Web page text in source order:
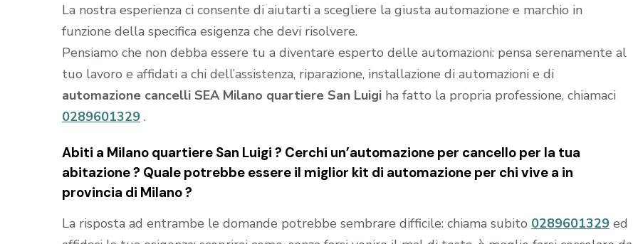
La nostra esperienza ci consente di aiutarti a scegliere la giusta automazione e marchio in
funzione della specifica esigenza che devi risolvere.
Pensiamo che non debba essere tu a diventare esperto delle automazioni: pensa serenamente al
tuo lavoro e affidati a chi dell’assistenza, riparazione, installazione di automazioni e di
automazione cancelli SEA Milano quartiere San Luigi ha fatto la propria professione, chiamaci
0289601329 .
Abiti a Milano quartiere San Luigi ? Cerchi un’automazione per cancello per la tua
abitazione ? Quale potrebbe essere il miglior kit di automazione per chi vive a in
provincia di Milano?
La risposta ad entrambe le domande potrebbe sembrare difficile: chiama subito 0289601329 ed